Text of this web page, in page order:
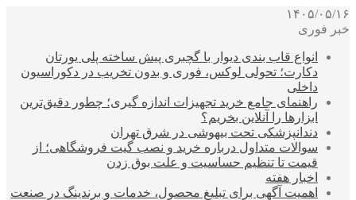
۱۴۰۵/۰۵/۱۶
خبر فوری
انواع قاب بندی دیوار با گچبری پیش ساخته پلی یورتان
دکارت؛ تحولی لوکس، فوری و بدون تخریب در دکوراسیون
داخلی
راهنمای جامع خرید تجهیزات اندازه گیری؛ چطور دقیق‌ترین
ابزارها را آنلاین بخریم؟
دندانپزشکی تحت بیهوشی در شرق تهران
سوالات متداول درباره خرید و نصب گیت فروشگاهی؛ از
قیمت تا تنظیم حساسیت و علت بوق زدن
اخبار هفته
اهمیت آگهی برای تبلیغ محصول، خدمات و برندینگ در صنعت